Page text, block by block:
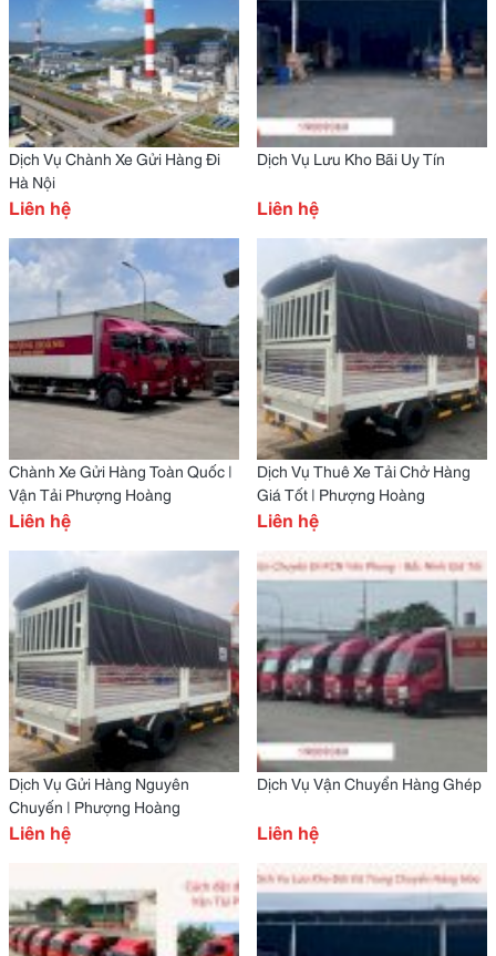
Dịch Vụ Chành Xe Gửi Hàng Đi
Hà Nội
Liên hệ
Dịch Vụ Lưu Kho Bãi Uy Tín
Liên hệ
Chành Xe Gửi Hàng Toàn Quốc |
Vận Tải Phượng Hoàng
Liên hệ
Dịch Vụ Thuê Xe Tải Chở Hàng
Giá Tốt | Phượng Hoàng
Liên hệ
Dịch Vụ Gửi Hàng Nguyên
Chuyến | Phượng Hoàng
Liên hệ
Dịch Vụ Vận Chuyển Hàng Ghép
Liên hệ